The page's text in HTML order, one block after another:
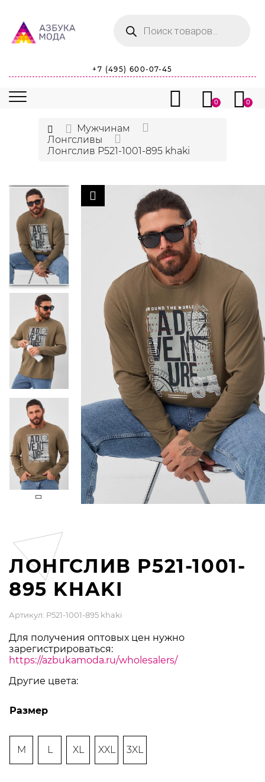
товаров
+7 (495) 600-07-45
0 0
Мужчинам
Лонгсливы
Лонгслив P521-1001-895 khaki
ЛОНГСЛИВ P521-1001-
895 KHAKI
Артикул: P521-1001-895 khaki
Для получения оптовых цен нужно
зарегистрироваться:
https://azbukamoda.ru/wholesalers/
Другие цвета:
Размер
M L XL XXL 3XL